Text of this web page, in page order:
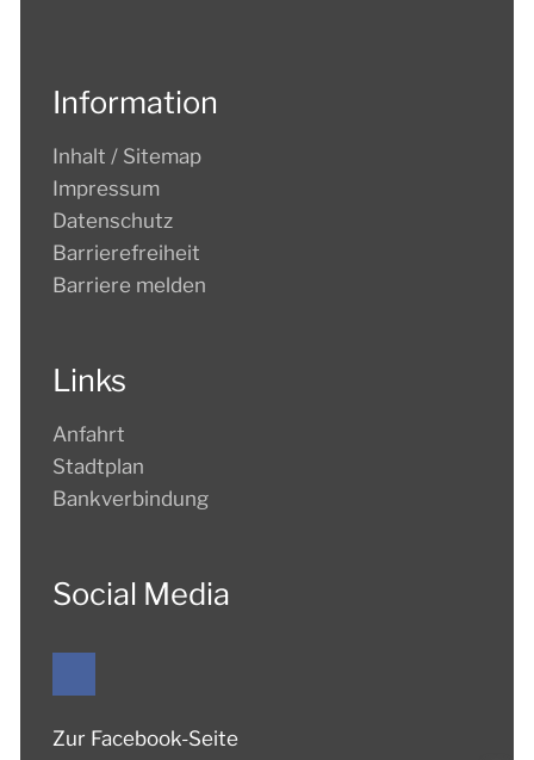
Information
Inhalt / Sitemap
Impressum
Datenschutz
Barrierefreiheit
Barriere melden
Links
Anfahrt
Stadtplan
Bankverbindung
Social Media
Zur Facebook-Seite